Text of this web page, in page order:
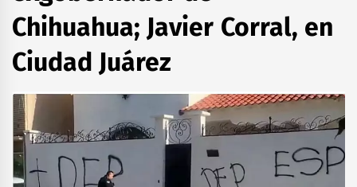
Chihuahua; Javier Corral, en
Ciudad Juárez